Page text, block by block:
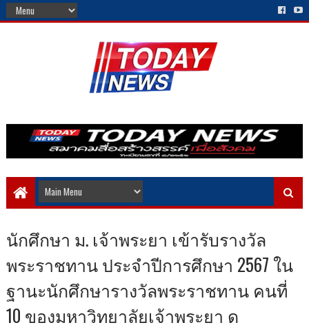
นักศึกษา ม. เจ้าพระยา เข้ารับรางวัล
พระราชทาน ประจำปีการศึกษา 2567 ใน
ฐานะนักศึกษารางวัลพระราชทาน คนที่
10 ของมหาวิทยาลัยเจ้าพระยา ด